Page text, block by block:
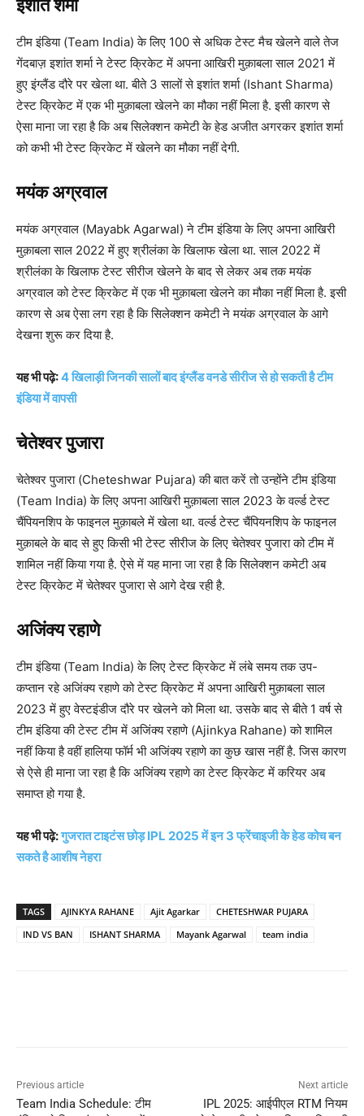
इशांत शर्मा
टीम इंडिया (Team India) के लिए 100 से अधिक टेस्ट मैच खेलने वाले तेज
गेंदबाज़ इशांत शर्मा ने टेस्ट क्रिकेट में अपना आखिरी मुक़ाबला साल 2021 में
हुए इंग्लैंड दौरे पर खेला था. बीते 3 सालों से इशांत शर्मा (Ishant Sharma)
टेस्ट क्रिकेट में एक भी मुक़ाबला खेलने का मौका नहीं मिला है. इसी कारण से
ऐसा माना जा रहा है कि अब सिलेक्शन कमेटी के हेड अजीत अगरकर इशांत शर्मा
को कभी भी टेस्ट क्रिकेट में खेलने का मौका नहीं देगी.
मयंक अग्रवाल
मयंक अग्रवाल (Mayabk Agarwal) ने टीम इंडिया के लिए अपना आखिरी
मुक़ाबला साल 2022 में हुए श्रीलंका के खिलाफ खेला था. साल 2022 में
श्रीलंका के खिलाफ टेस्ट सीरीज खेलने के बाद से लेकर अब तक मयंक
अग्रवाल को टेस्ट क्रिकेट में एक भी मुक़ाबला खेलने का मौका नहीं मिला है. इसी
कारण से अब ऐसा लग रहा है कि सिलेक्शन कमेटी ने मयंक अग्रवाल के आगे
देखना शुरू कर दिया है.
यह भी पढ़े:4 खिलाड़ी जिनकी सालों बाद इंग्लैंड वनडे सीरीज से हो सकती है टीम
इंडिया में वापसी
चेतेश्वर पुजारा
चेतेश्वर पुजारा (Cheteshwar Pujara) की बात करें तो उन्होंने टीम इंडिया
(Team India) के लिए अपना आखिरी मुक़ाबला साल 2023 के वर्ल्ड टेस्ट
चैंपियनशिप के फाइनल मुक़ाबले में खेला था. वर्ल्ड टेस्ट चैंपियनशिप के फाइनल
मुक़ाबले के बाद से हुए किसी भी टेस्ट सीरीज के लिए चेतेश्वर पुजारा को टीम में
शामिल नहीं किया गया है. ऐसे में यह माना जा रहा है कि सिलेक्शन कमेटी अब
टेस्ट क्रिकेट में चेतेश्वर पुजारा से आगे देख रही है.
अजिंक्य रहाणे
टीम इंडिया (Team India) के लिए टेस्ट क्रिकेट में लंबे समय तक उप-
कप्तान रहे अजिंक्य रहाणे को टेस्ट क्रिकेट में अपना आखिरी मुक़ाबला साल
2023 में हुए वेस्टइंडीज दौरे पर खेलने को मिला था. उसके बाद से बीते 1 वर्ष से
टीम इंडिया की टेस्ट टीम में अजिंक्य रहाणे (Ajinkya Rahane) को शामिल
नहीं किया है वहीं हालिया फॉर्म भी अजिंक्य रहाणे का कुछ खास नहीं है. जिस कारण
से ऐसे ही माना जा रहा है कि अजिंक्य रहाणे का टेस्ट क्रिकेट में करियर अब
समाप्त हो गया है.
यह भी पढ़े:गुजरात टाइटंस छोड़ IPL 2025 में इन 3 फ्रेंचाइजी के हेड कोच बन
सकते है आशीष नेहरा
TAGS AJINKYA RAHANE Ajit Agarkar
CHETESHWAR PUJARA
IND VS BAN
ISHANT SHARMA Mayank Agarwal team india
Previous article
Team India Schedule: टीम
Next article
IPL 2025: आईपीएल RTM नियम